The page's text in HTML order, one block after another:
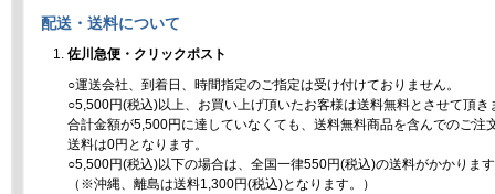
配送・送料について
佐川急便・クリックポスト
○運送会社、到着日、時間指定のご指定は受け付けておりません。
○5,500円(税込)以上、お買い上げ頂いたお客様は送料無料とさせて頂き
合計金額が5,500円に達していなくても、送料無料商品を含んでのご注
送料は0円となります。
○5,500円(税込)以下の場合は、全国一律550円(税込)の送料がかかりま
（※沖縄、離島は送料1,300円(税込)となります。）